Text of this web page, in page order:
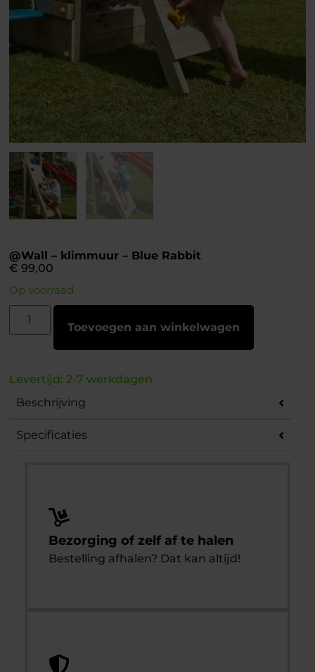
@Wall – klimmuur – Blue Rabbit
€ 99,00
Op voorraad
Toevoegen aan winkelwagen
Levertijd: 2-7 werkdagen
Beschrijving
Specificaties
Bezorging of zelf af te halen
Bestelling afhalen? Dat kan altijd!